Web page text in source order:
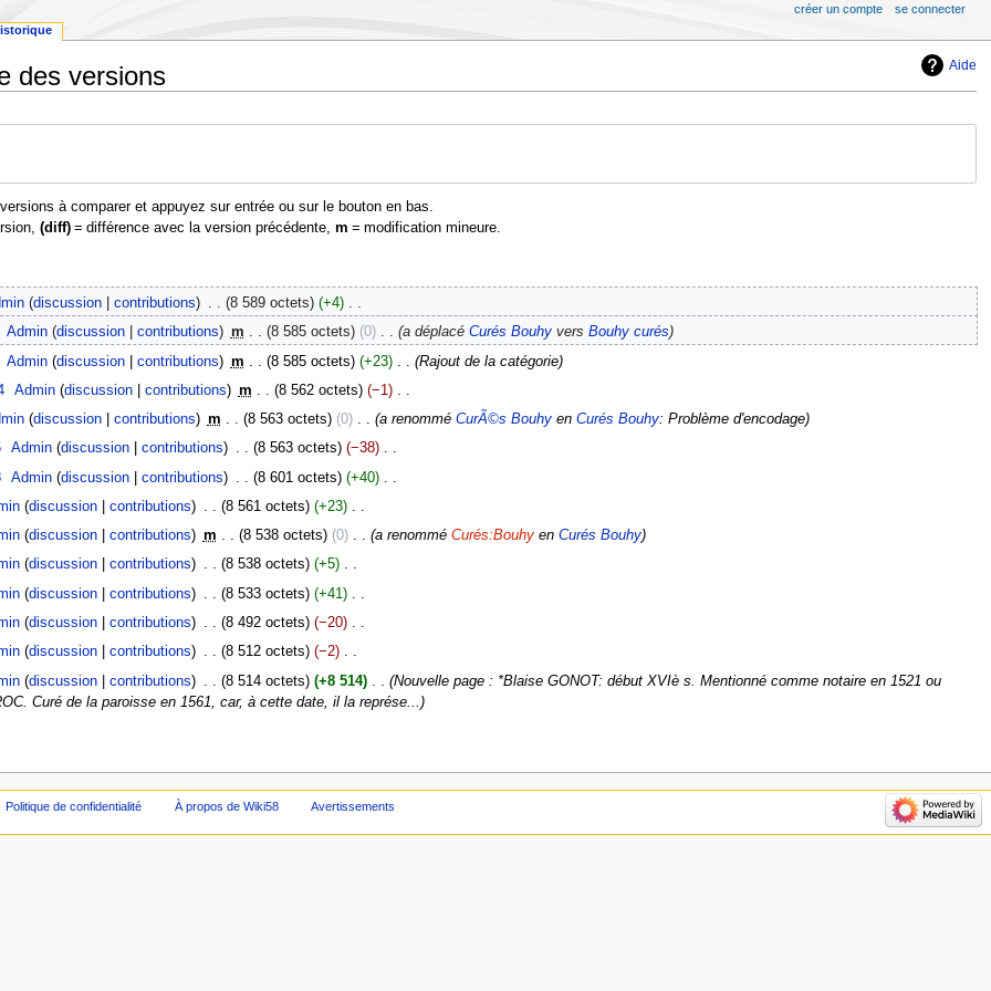
Aide
des versions
à comparer et appuyez sur entrée ou sur le bouton en bas.
(diff)= différence avec la version précédente, m = modification mineure.
discussion contributions 8 589 octets +4 ‎
Admin discussion contributions m 8 585 octets 0 ‎ a déplacé Curés Bouhyvers Bouhy curés
Admin discussion contributions m 8 585 octets +23 ‎ Rajout de la catégorie
‎ Admin discussion contributions m 8 562 octets −1 ‎
discussion contributions m 8 563 octets 0 ‎ a renommé CurÃ©s Bouhyen Curés Bouhy: Problème d'encodage
‎ Admin discussion contributions 8 563 octets −38 ‎
‎ Admin discussion contributions 8 601 octets +40 ‎
discussion contributions 8 561 octets +23 ‎
discussion contributions m 8 538 octets 0 ‎ a renommé Curés:Bouhyen Curés Bouhy
discussion contributions 8 538 octets +5 ‎
discussion contributions 8 533 octets +41 ‎
discussion contributions 8 492 octets −20 ‎
discussion contributions 8 512 octets −2 ‎
discussion contributions 8 514 octets +8 514 ‎
Nouvelle page : *Blaise GONOT: début XVIè s. Mentionné comme notaire en 1521 ou
Curé de la paroisse en 1561, car, à cette date, il la représe...
créer un compte se connecter
Politique de confidentialité À propos de Wiki58 Avertissements